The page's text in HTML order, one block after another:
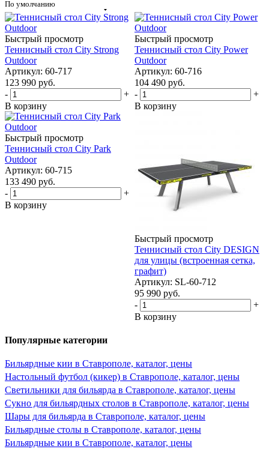
По умолчанию
Быстрый просмотр
Теннисный стол City Strong
Outdoor
Артикул: 60-717
123 990 руб.
-
+
В корзину
Быстрый просмотр
Теннисный стол City Power
Outdoor
Артикул: 60-716
104 490 руб.
-
+
В корзину
Быстрый просмотр
Теннисный стол City Park
Outdoor
Артикул: 60-715
133 490 руб.
-
+
В корзину
Быстрый просмотр
Теннисный стол City DESIGN
для улицы (встроенная сетка,
графит)
Артикул: SL-60-712
95 990 руб.
-
+
В корзину
Популярные категории
Бильярдные кии в Ставрополе, каталог, цены
Настольный футбол (кикер) в Ставрополе, каталог, цены
Светильники для бильярда в Ставрополе, каталог, цены
Сукно для бильярдных столов в Ставрополе, каталог, цены
Шары для бильярда в Ставрополе, каталог, цены
Бильярдные столы в Ставрополе, каталог, цены
Бильярдные кии в Ставрополе, каталог, цены